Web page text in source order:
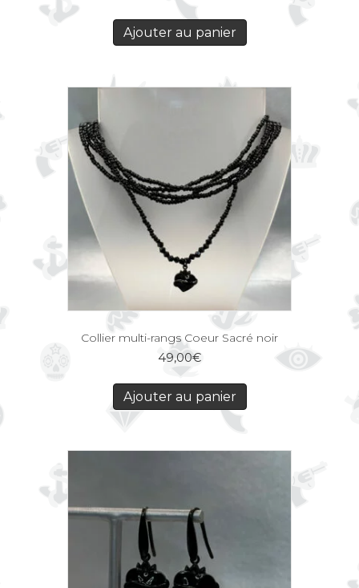
Ajouter au panier
Collier multi-rangs Coeur Sacré noir
49,00€
Ajouter au panier